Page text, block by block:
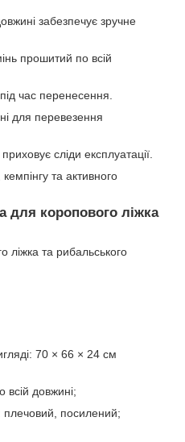
забезпечує зручне
прошитий по всій
час перенесення.
для перевезення
сліди експлуатації.
та активного
для коропового ліжка
ліжка та рибальського
70 × 66 × 24 см
всій довжині;
посилений;